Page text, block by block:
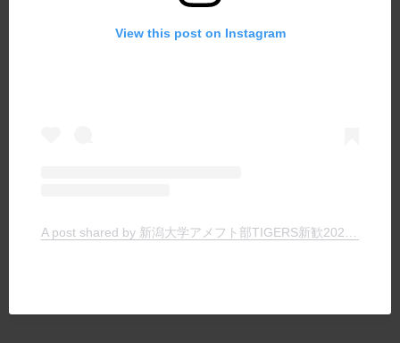
View this post on Instagram
A post shared by 新潟大学アメフト部TIGERS新歓2025 (@tigers_recruit_)